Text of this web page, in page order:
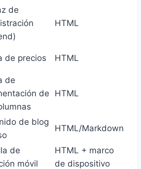
de
HTML
de precios HTML
de
de
HTML
de blog
HTML/Markdown
de
móvil
HTML + marco
de dispositivo